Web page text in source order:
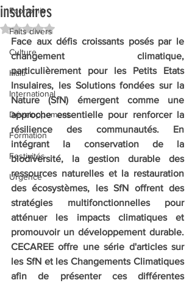
Economie
Faits divers
Culture
Haiti
International
Développement
Formation
Festivités
Urgence
insulaires
Noté NaN étoiles sur 5.
Face aux défis croissants posés par le
changement climatique,
particulièrement pour les Petits Etats
Insulaires, les Solutions fondées sur la
Nature (SfN) émergent comme une
approche essentielle pour renforcer la
résilience des communautés. En
intégrant la conservation de la
biodiversité, la gestion durable des
ressources naturelles et la restauration
des écosystèmes, les SfN offrent des
stratégies multifonctionnelles pour
atténuer les impacts climatiques et
promouvoir un développement durable.
CECAREE offre une série d'articles sur
les SfN et les Changements Climatiques
afin de présenter ces différentes